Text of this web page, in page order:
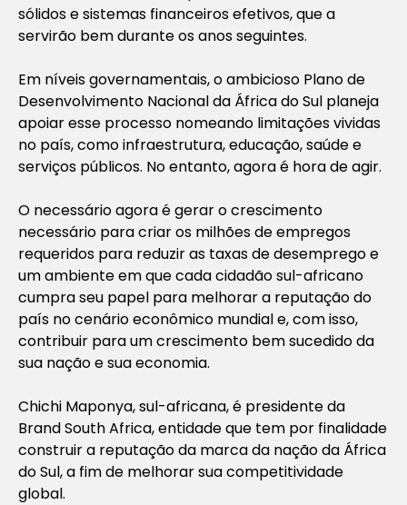
sólidos e sistemas financeiros efetivos, que a
servirão bem durante os anos seguintes.
Em níveis governamentais, o ambicioso Plano de
Desenvolvimento Nacional da África do Sul planeja
apoiar esse processo nomeando limitações vividas
no país, como infraestrutura, educação, saúde e
serviços públicos. No entanto, agora é hora de agir.
O necessário agora é gerar o crescimento
necessário para criar os milhões de empregos
requeridos para reduzir as taxas de desemprego e
um ambiente em que cada cidadão sul-africano
cumpra seu papel para melhorar a reputação do
país no cenário econômico mundial e, com isso,
contribuir para um crescimento bem sucedido da
sua nação e sua economia.
Chichi Maponya, sul-africana, é presidente da
Brand South Africa, entidade que tem por finalidade
construir a reputação da marca da nação da África
do Sul, a fim de melhorar sua competitividade
global.